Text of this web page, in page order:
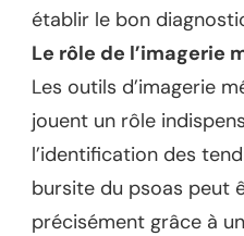
établir le bon
Le rôle de l’imagerie
Les outils d’imagerie
jouent un rôle
l’identification des
bursite du psoas peut
précisément grâce à